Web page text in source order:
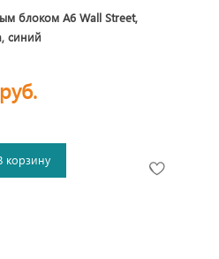
блоком А6 Wall Street,
синий
корзину